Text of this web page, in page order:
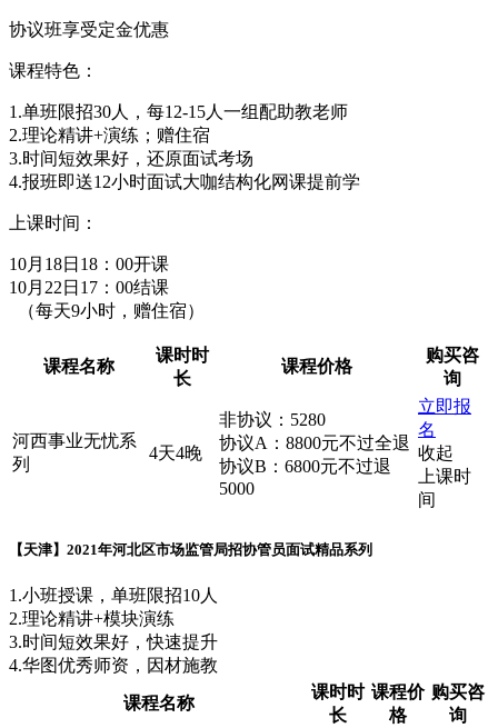
协议班享受定金优惠
课程特色：
1.单班限招30人，每12-15人一组配助教老师
2.理论精讲+演练；赠住宿
3.时间短效果好，还原面试考场
4.报班即送12小时面试大咖结构化网课提前学
上课时间：
10月18日18：00开课
10月22日17：00结课
（每天9小时，赠住宿）
课程名称
课时时
长
课程价格
购买咨
询
河西事业无忧系
列
4天4晚
非协议：5280
协议A：8800元不过全退
协议B：6800元不过退
5000
立即报
名
收起
上课时
间
【天津】2021年河北区市场监管局招协管员面试精品系列
1.小班授课，单班限招10人
2.理论精讲+模块演练
3.时间短效果好，快速提升
4.华图优秀师资，因材施教
课程名称
课时时
长
课程价
格
购买咨
询